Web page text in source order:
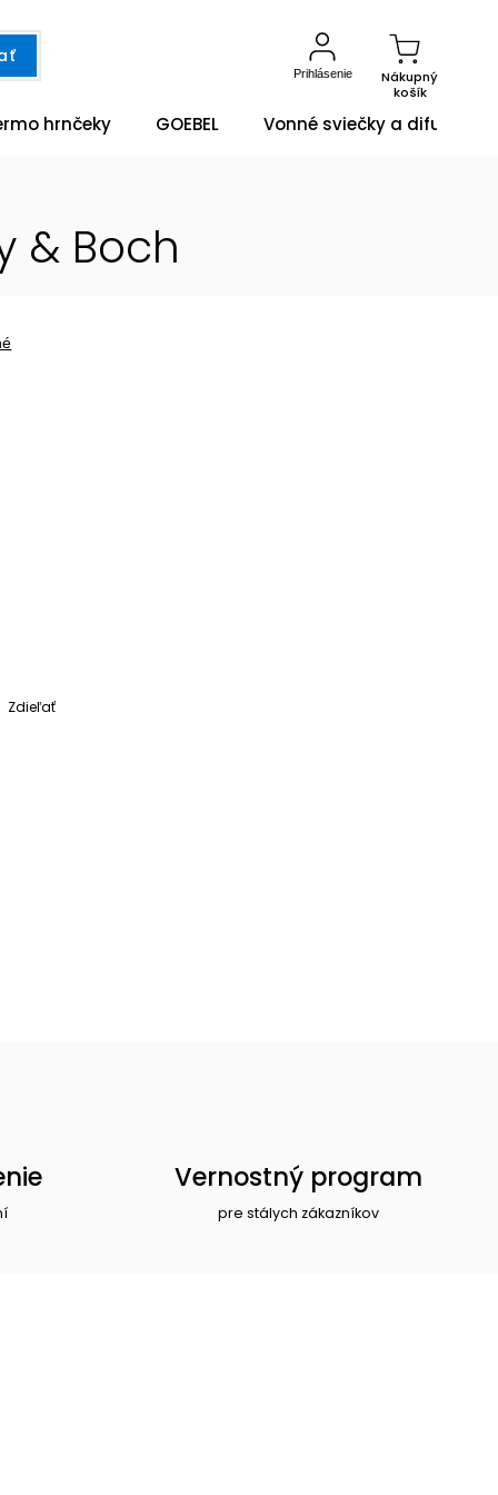
Nákupný
košík
Prihlásenie
hrnčeky GOEBEL Vonné sviečky a difuzéry
& Boch
Zdieľať
Vernostný program
pre stálych zákazníkov